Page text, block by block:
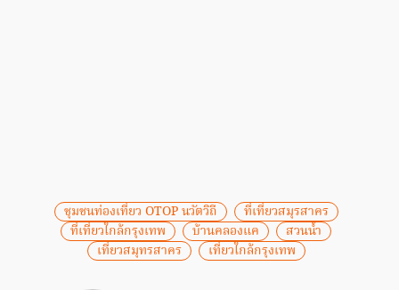
ชุมชนท่องเที่ยว OTOP นวัตวิถี
ที่เที่ยวสมุรสาคร
ที่เที่ยวใกล้กรุงเทพ
บ้านคลองแค
สวนน้ำ
เที่ยวสมุทรสาคร
เที่ยวใกล้กรุงเทพ